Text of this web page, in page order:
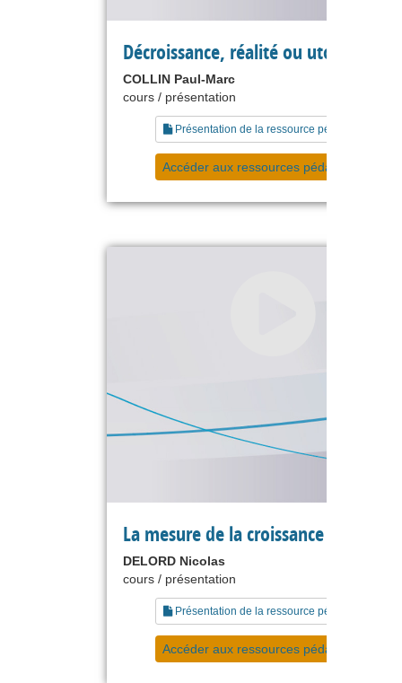
Décroissance, réalité ou utopie ?
COLLIN Paul-Marc
cours / présentation
Présentation de la ressource pédagogique
Accéder aux ressources pédagogiques
La mesure de la croissance
DELORD Nicolas
cours / présentation
Présentation de la ressource pédagogique
Accéder aux ressources pédagogiques